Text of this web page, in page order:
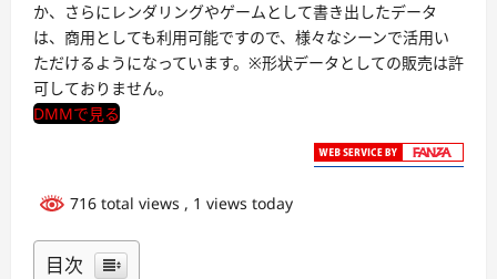
か、さらにレンダリングやゲームとして書き出したデータ
は、商用としても利用可能ですので、様々なシーンで活用い
ただけるようになっています。※形状データとしての販売は許
可しておりません。
DMMで見る
716 total views , 1 views today
目次